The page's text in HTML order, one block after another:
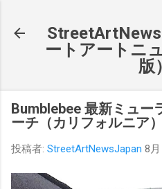
ートアートニ
版）
Bumblebee 最新ミュー
ーチ（カリフォルニア）
投稿者: StreetArtNewsJapan 8